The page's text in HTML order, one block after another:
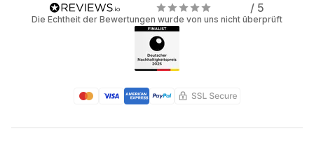
/ 5
Die Echtheit der Bewertungen wurde von uns nicht überprüft